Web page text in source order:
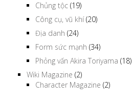
Chủng tộc (19)
Công cụ, vũ khí(20)
Địa danh (24)
Form sức mạnh (34)
Phỏng vấn Akira Toriyama (18)
Wiki Magazine (2)
Character Magazine (2)